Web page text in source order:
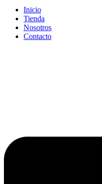
Inicio
Tienda
Nosotros
Contacto